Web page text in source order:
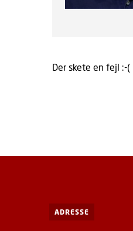
Der skete en fejl :-(
ADRESSE